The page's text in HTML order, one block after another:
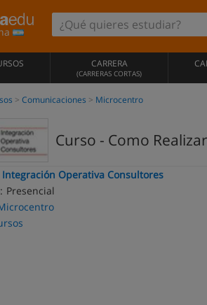
CARRERA
(CARRERAS CORTAS)
Comunicaciones Microcentro
Curso - Como
Integración Operativa Consultores
Presencial